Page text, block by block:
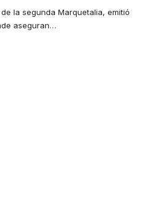
la segunda Marquetalia, emitió
aseguran…